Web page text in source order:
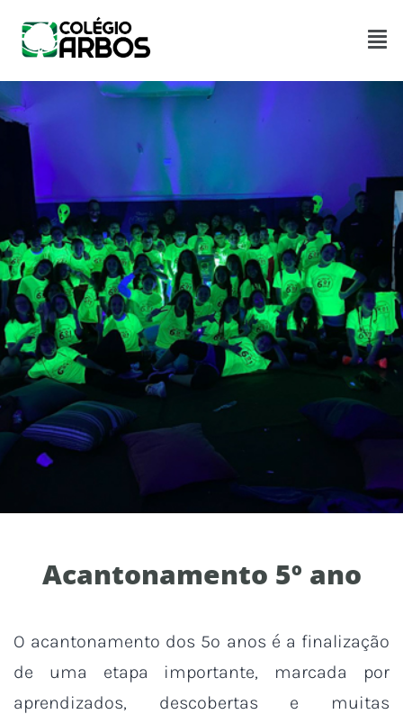
Acantonamento 5º ano
O acantonamento dos 5º anos é a finalização
de uma etapa importante, marcada por
aprendizados, descobertas e muitas